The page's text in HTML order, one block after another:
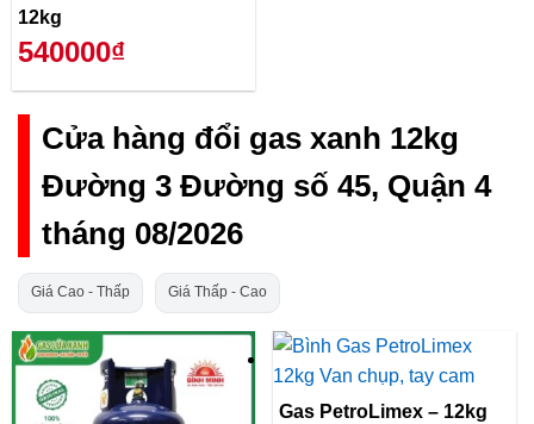
12kg
540000₫
Cửa hàng đổi gas xanh 12kg
Đường 3 Đường số 45, Quận 4
tháng 08/2026
Giá Cao - Thấp Giá Thấp - Cao
Gas PetroLimex – 12kg